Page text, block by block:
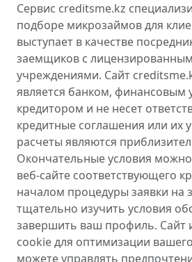
Сервис creditsme.kz
подборе микрозаймов для
выступает в качестве
заемщиков с
учреждениями. Сайт
является банком, финансовым
кредитором и не несет
кредитные соглашения или их
расчеты являются
Окончательные условия
веб-сайте соответствующего
началом процедуры заявки на
тщательно изучить условия
завершить ваш профиль. Сайт
cookie для оптимизации
можете управлять